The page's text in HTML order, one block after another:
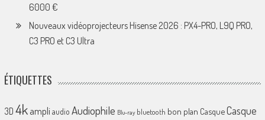
6000 €
Nouveaux vidéoprojecteurs Hisense 2026 : PX4-PRO, L9Q PRO,
C3 PRO et C3 Ultra
ÉTIQUETTES
3D 4k ampliaudio Audiophile Blu-ray bluetooth bon plan CasqueCasque